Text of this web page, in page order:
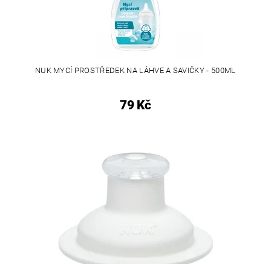
NUK MYCÍ PROSTŘEDEK NA LÁHVE A SAVIČKY - 500ML
79 Kč